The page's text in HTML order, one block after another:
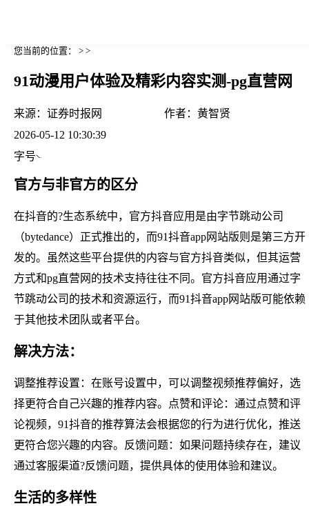
您当前的位置： > >
91动漫用户体验及精彩内容实测-pg直营网
来源： 证券时报网 作者： 黄智贤
2026-05-12 10:30:39
字号
官方与非官方的区分
在抖音的?生态系统中，官方抖音应用是由字节跳动公司
（bytedance）正式推出的，而91抖音app网站版则是第三方开
发的。虽然这些平台提供的内容与官方抖音类似，但其运营
方式和pg直营网的技术支持往往不同。官方抖音应用通过字
节跳动公司的技术和资源运行，而91抖音app网站版可能依赖
于其他技术团队或者平台。
解决方法：
调整推荐设置：在账号设置中，可以调整视频推荐偏好，选
择更符合自己兴趣的推荐内容。点赞和评论：通过点赞和评
论视频，91抖音的推荐算法会根据您的行为进行优化，推送
更符合您兴趣的内容。反馈问题：如果问题持续存在，建议
通过客服渠道?反馈问题，提供具体的使用体验和建议。
生活的多样性